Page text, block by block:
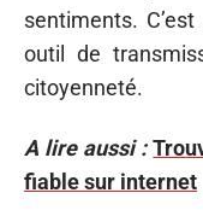
sentiments.
outil de
citoyenneté.
A lire aussi :
fiable sur internet